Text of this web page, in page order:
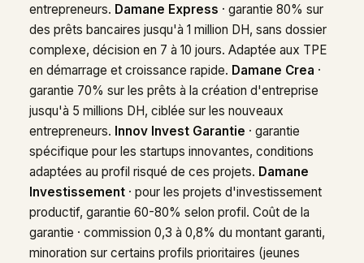
entrepreneurs. Damane Express · garantie 80% sur
des prêts bancaires jusqu'à 1 million DH, sans dossier
complexe, décision en 7 à 10 jours. Adaptée aux TPE
en démarrage et croissance rapide. Damane Crea ·
garantie 70% sur les prêts à la création d'entreprise
jusqu'à 5 millions DH, ciblée sur les nouveaux
entrepreneurs. Innov Invest Garantie · garantie
spécifique pour les startups innovantes, conditions
adaptées au profil risqué de ces projets. Damane
Investissement · pour les projets d'investissement
productif, garantie 60-80% selon profil. Coût de la
garantie · commission 0,3 à 0,8% du montant garanti,
minoration sur certains profils prioritaires (jeunes